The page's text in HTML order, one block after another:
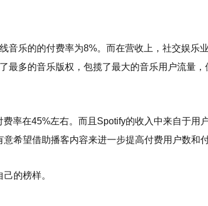
音乐的的付费率为8%。而在营收上，社交娱乐
最多的音乐版权，包揽了最大的音乐用户流量
率在45%左右。而且Spotify的收入中来自于用
希望借助播客内容来进一步提高付费用户数和付
的榜样。